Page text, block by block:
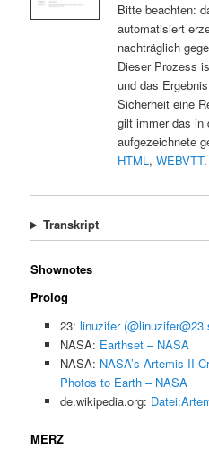
Bitte beachten:
automatisiert
nachträglich
Dieser Prozess
und das
Sicherheit eine
gilt immer das in
aufgezeichnete
HTML, WEBVTT.
Transkript
Shownotes
Prolog
23: linuzifer
NASA: Earthset – NASA
NASA: NASA’s Artemis II
Photos to Earth – NASA
de.wikipedia.org:
MERZ